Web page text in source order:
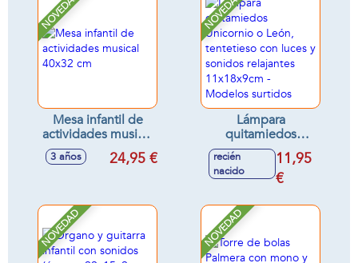
NOVEDAD
Mesa infantil de
actividades musical
40x32 cm
3 años 24,95 €
NOVEDAD
Lámpara
quitamiedos
Unicornio o León,
tentetieso con
luces y sonidos
11x18x9cm -
Modelos surtidos
recién
nacido
11,95
€
NOVEDAD NOVEDAD